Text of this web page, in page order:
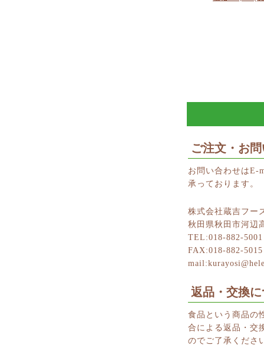
ご注文・お
お問い合わせはE-
承っております。
株式会社蔵吉フー
秋田県秋田市河辺
TEL:018-882-5001
FAX:018-882-5015
返品・交換
食品という商品の
合による返品・交
のでご了承くださ